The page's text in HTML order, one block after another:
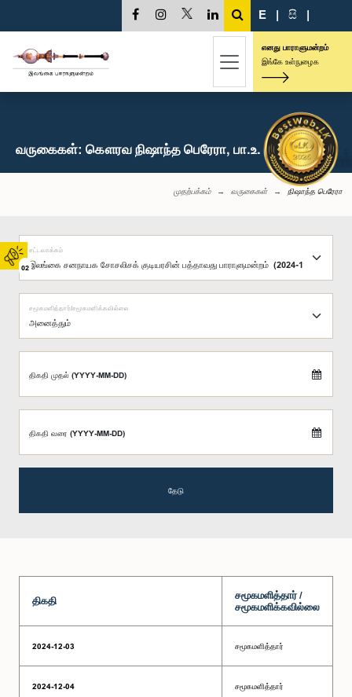
02
E | සි |
எனது பாராளுமன்றம்
இங்கே உள்நுழைக
வருகைகள்: கௌரவ நிஷாந்த பெரேரா, பா.உ.
முதற்பக்கம் வருகைகள் நிஷாந்த பெரேரா
சட்டவாக்கம்
சமூகமளித்தார்/சமூகமளிக்கவில்லை
திகதி முதல் (YYYY-MM-DD)
திகதி வரை (YYYY-MM-DD)
தேடு
திகதி
சமூகமளித்தார் /
சமூகமளிக்கவில்லை
2024-12-03 சமூகமளித்தார்
2024-12-04 சமூகமளித்தார்